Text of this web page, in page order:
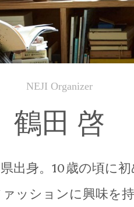
NEJI Organizer
鶴田 啓
出身。10歳の頃に
ッションに興味を